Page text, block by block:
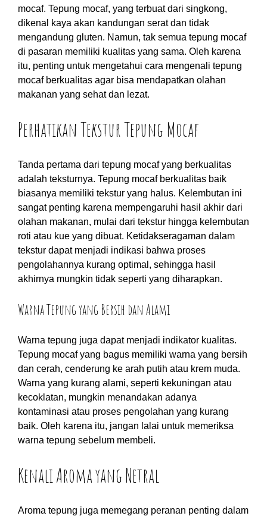
mocaf. Tepung mocaf, yang terbuat dari singkong,
dikenal kaya akan kandungan serat dan tidak
mengandung gluten. Namun, tak semua tepung mocaf
di pasaran memiliki kualitas yang sama. Oleh karena
itu, penting untuk mengetahui cara mengenali tepung
mocaf berkualitas agar bisa mendapatkan olahan
makanan yang sehat dan lezat.
Perhatikan Tekstur Tepung Mocaf
Tanda pertama dari tepung mocaf yang berkualitas
adalah teksturnya. Tepung mocaf berkualitas baik
biasanya memiliki tekstur yang halus. Kelembutan ini
sangat penting karena mempengaruhi hasil akhir dari
olahan makanan, mulai dari tekstur hingga kelembutan
roti atau kue yang dibuat. Ketidakseragaman dalam
tekstur dapat menjadi indikasi bahwa proses
pengolahannya kurang optimal, sehingga hasil
akhirnya mungkin tidak seperti yang diharapkan.
Warna Tepung yang Bersih dan Alami
Warna tepung juga dapat menjadi indikator kualitas.
Tepung mocaf yang bagus memiliki warna yang bersih
dan cerah, cenderung ke arah putih atau krem muda.
Warna yang kurang alami, seperti kekuningan atau
kecoklatan, mungkin menandakan adanya
kontaminasi atau proses pengolahan yang kurang
baik. Oleh karena itu, jangan lalai untuk memeriksa
warna tepung sebelum membeli.
Kenali Aroma yang Netral
Aroma tepung juga memegang peranan penting dalam